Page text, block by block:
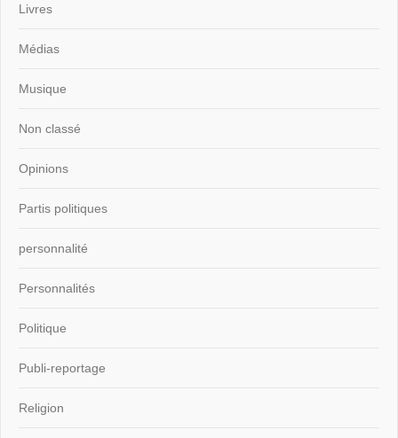
Livres
Médias
Musique
Non classé
Opinions
Partis politiques
personnalité
Personnalités
Politique
Publi-reportage
Religion